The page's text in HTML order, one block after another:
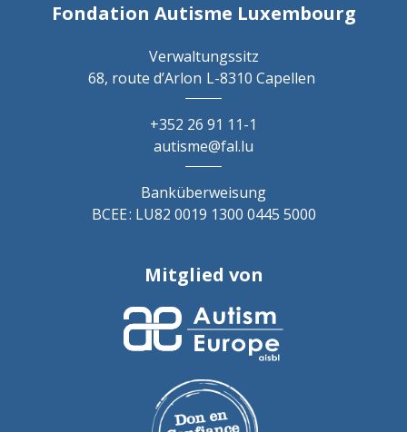
Fondation Autisme Luxembourg
Verwaltungssitz
68, route d’Arlon L-8310 Capellen
+352 26 91 11-1
autisme@fal.lu
Banküberweisung
BCEE : LU82 0019 1300 0445 5000
Mitglied von